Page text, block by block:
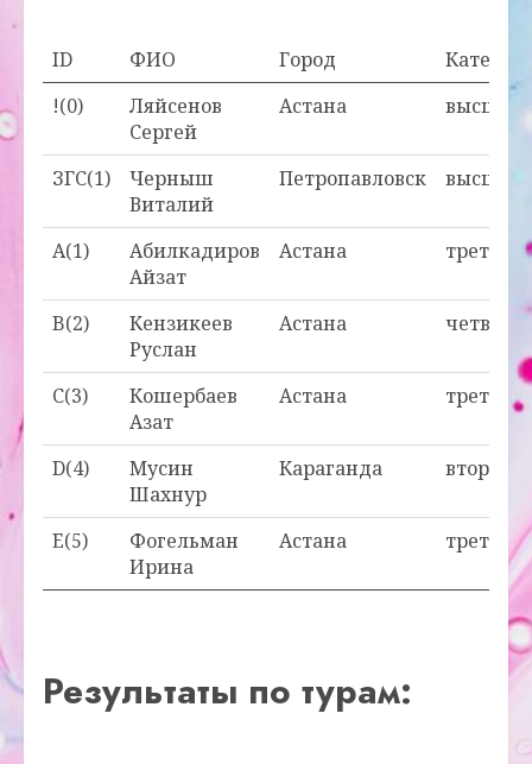
ID ФИО Город
!(0)
Ляйсенов
Сергей
Астана высшая
ЗГС(1)
Черныш
Виталий
Петропавловск высшая
A(1)
Абилкадиров
Айзат
Астана третья
B(2)
Кензикеев
Руслан
Астана
C(3)
Кошербаев
Азат
Астана третья
D(4)
Мусин
Шахнур
Караганда вторая
E(5)
Фогельман
Ирина
Астана третья
Результаты по турам: